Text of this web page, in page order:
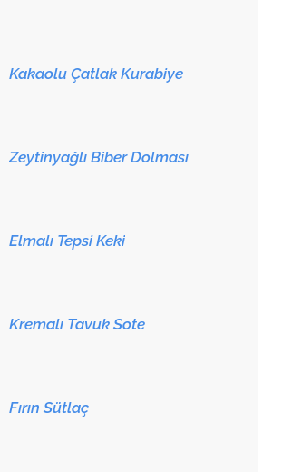
Kakaolu Çatlak Kurabiye
Zeytinyağlı Biber Dolması
Elmalı Tepsi Keki
Kremalı Tavuk Sote
Fırın Sütlaç